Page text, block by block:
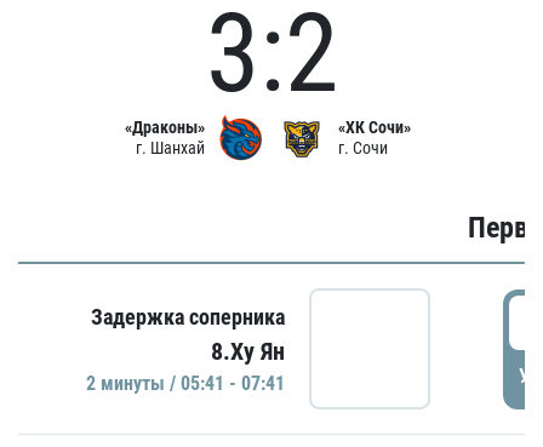
«Драконы»
г. Шанхай
3:2
«ХК Сочи»
г. Сочи
Задержка соперника
8.Ху Ян
2 минуты / 05:41 - 07:41